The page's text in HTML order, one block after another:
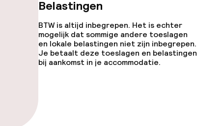
Belastingen
BTW is altijd inbegrepen. Het is echter
mogelijk dat sommige andere toeslagen
en lokale belastingen niet zijn inbegrepen.
Je betaalt deze toeslagen en belastingen
bij aankomst in je accommodatie.